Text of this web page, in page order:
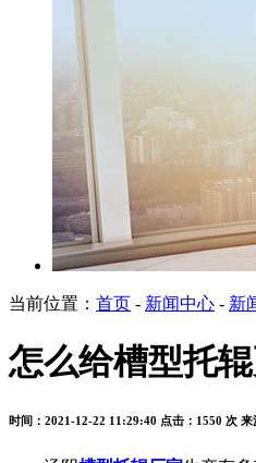
当前位置： 首页 - 新闻中心 - 新
怎么给槽型托
时间：2021-12-22 11:29:40 点击：1550 次 来